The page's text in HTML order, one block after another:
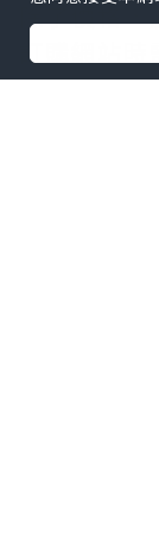
除了價格
訂購網站
面，